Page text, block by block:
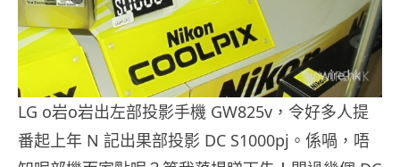
LG o岩o岩出左部投影手機 GW825v，令好多人提
番起上年 N 記出果部投影 DC S1000pj。係喎，唔